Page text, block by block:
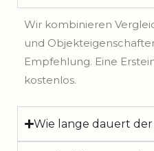
Wir kombinieren
und
Empfehlung. Eine
kostenlos.
Wie lange dauert